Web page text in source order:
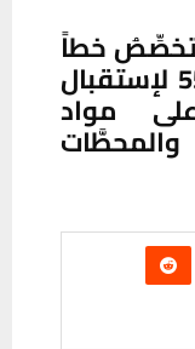
تخصِّصُ خطاً
ساخناً بالرقم المجاني 555 لإستقبال
مواد